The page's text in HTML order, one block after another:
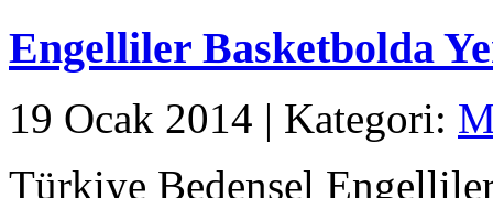
Engelliler Basketbolda
19 Ocak 2014 | Kategori:
Türkiye Bedensel